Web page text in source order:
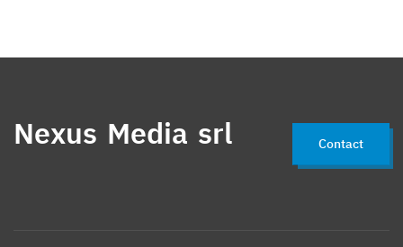
Nexus Media srl Contact